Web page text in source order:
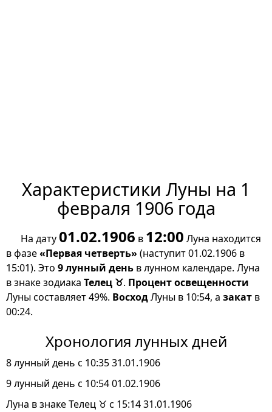
Характеристики Луны на 1
февраля 1906 года
На дату01.02.1906 в 12:00 Луна находится
в фазе«Первая четверть»(наступит 01.02.1906 в
15:01). Это 9 лунный день в лунном календаре. Луна
в знаке зодиака Телец ♉. Процент освещенности
Луны составляет 49%. ВосходЛуны в 10:54, а закат в
00:24.
Хронология лунных дней
8 лунный день с 10:35 31.01.1906
9 лунный день с 10:54 01.02.1906
Луна в знаке Телец ♉ с 15:14 31.01.1906